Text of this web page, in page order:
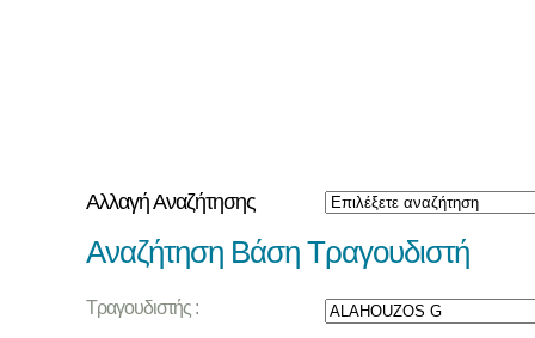
Αλλαγή Αναζήτησης
Αναζήτηση Βάση Τραγουδιστή
Τραγουδιστής :